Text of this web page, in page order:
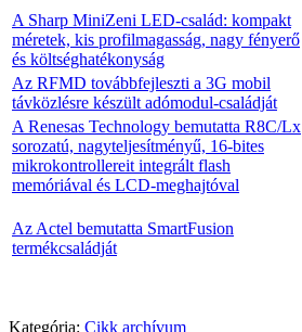
A Sharp MiniZeni LED-család: kompakt
méretek, kis profilmagasság, nagy fényerő
és költséghatékonyság
Az RFMD továbbfejleszti a 3G mobil
távközlésre készült adómodul-családját
A Renesas Technology bemutatta R8C/Lx
sorozatú, nagyteljesítményű, 16-bites
mikrokontrollereit integrált flash
memóriával és LCD-meghajtóval
Az Actel bemutatta SmartFusion
termékcsaládját
Kategória: Cikk archívum